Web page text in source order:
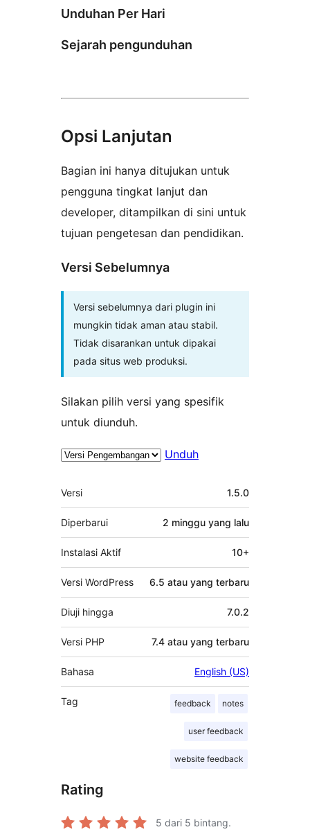
Unduhan Per Hari
Sejarah pengunduhan
Opsi Lanjutan
Bagian ini hanya ditujukan untuk
pengguna tingkat lanjut dan
developer, ditampilkan di sini untuk
tujuan pengetesan dan pendidikan.
Versi Sebelumnya
Versi sebelumnya dari plugin ini
mungkin tidak aman atau stabil.
Tidak disarankan untuk dipakai
pada situs web produksi.
Silakan pilih versi yang spesifik
untuk diunduh.
Unduh
Meta
Versi 1.5.0
Diperbarui 2 minggu yang lalu
Instalasi Aktif 10+
Versi WordPress 6.5 atau yang terbaru
Diuji hingga 7.0.2
Versi PHP 7.4 atau yang terbaru
Bahasa English (US)
Tag feedback notes
user feedback
website feedback
Rating
5 dari 5 bintang.